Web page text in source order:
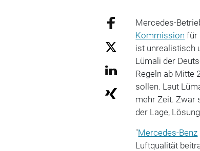
Mercedes-
Kommission für
ist unrealistisch
Lümali der
Regeln ab Mitte
sollen. Laut
mehr Zeit. Zwar
der Lage,
"Mercedes-Benz
Luftqualität